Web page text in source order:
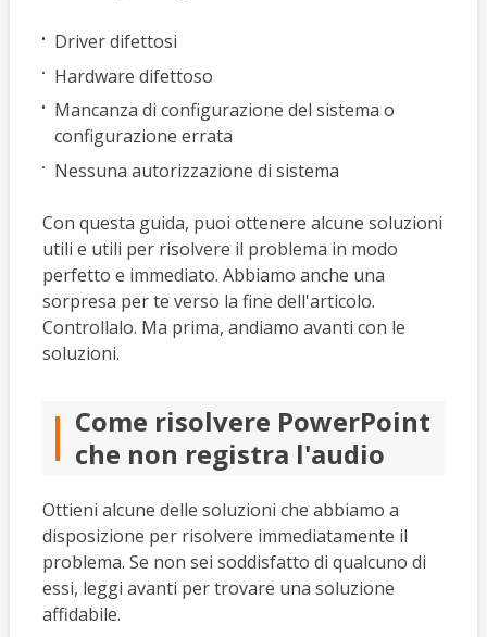
Driver difettosi
Hardware difettoso
Mancanza di configurazione del sistema o
configurazione errata
Nessuna autorizzazione di sistema
Con questa guida, puoi ottenere alcune soluzioni
utili e utili per risolvere il problema in modo
perfetto e immediato. Abbiamo anche una
sorpresa per te verso la fine dell'articolo.
Controllalo. Ma prima, andiamo avanti con le
soluzioni.
Come risolvere PowerPoint
che non registra l'audio
Ottieni alcune delle soluzioni che abbiamo a
disposizione per risolvere immediatamente il
problema. Se non sei soddisfatto di qualcuno di
essi, leggi avanti per trovare una soluzione
affidabile.